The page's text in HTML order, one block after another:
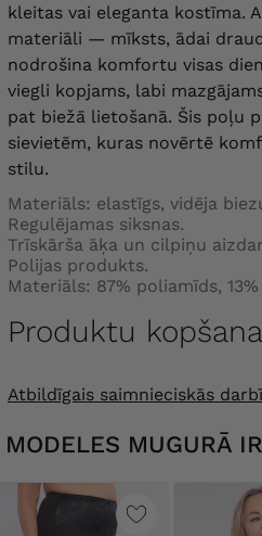
100K krūšu
apkārtmērs 98-
105B krūšu
apkārtmērs
krūšu
105D krūšu apkārtmērs
zem krūtīm 103-
105DD krūšu
105G
apkārtmērs 103-
105H krūšu
apkārtmērs
kleitas vai eleganta kostīma.
materiāli — mīksts, ādai
nodrošina komfortu visas
viegli kopjams, labi
pat biežā lietošanā. Šis poļu
sievietēm, kuras novērtē
stilu.
Materiāls: elastīgs, vidēja
Regulējamas siksnas.
Trīskārša āķa un cilpiņu
Polijas produkts.
Materiāls: 87% poliamīds,
Produktu kopšana
Atbildīgais saimnieciskās
MODELES MUGURĀ